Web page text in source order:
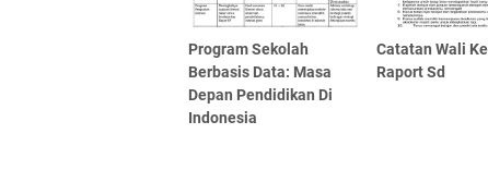
Program Sekolah
Berbasis Data: Masa
Depan Pendidikan Di
Indonesia
Catatan Wali
Raport Sd